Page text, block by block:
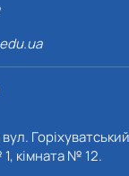
кімната № 12.